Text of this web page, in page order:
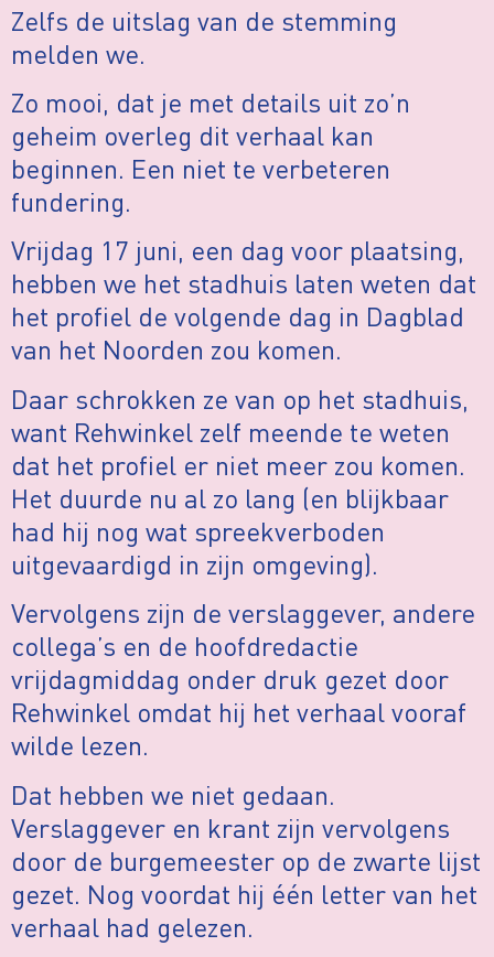
Zelfs de uitslag van de stemming
melden we.
Zo mooi, dat je met details uit zo’n
geheim overleg dit verhaal kan
beginnen. Een niet te verbeteren
fundering.
Vrijdag 17 juni, een dag voor plaatsing,
hebben we het stadhuis laten weten dat
het profiel de volgende dag in Dagblad
van het Noorden zou komen.
Daar schrokken ze van op het stadhuis,
want Rehwinkel zelf meende te weten
dat het profiel er niet meer zou komen.
Het duurde nu al zo lang (en blijkbaar
had hij nog wat spreekverboden
uitgevaardigd in zijn omgeving).
Vervolgens zijn de verslaggever, andere
collega’s en de hoofdredactie
vrijdagmiddag onder druk gezet door
Rehwinkel omdat hij het verhaal vooraf
wilde lezen.
Dat hebben we niet gedaan.
Verslaggever en krant zijn vervolgens
door de burgemeester op de zwarte lijst
gezet. Nog voordat hij één letter van het
verhaal had gelezen.